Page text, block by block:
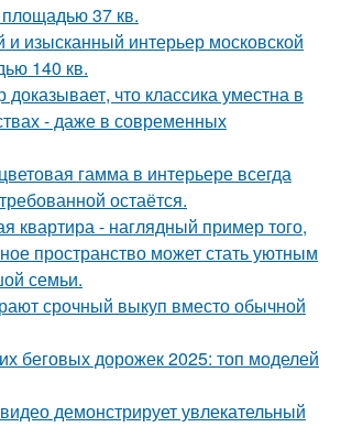
37 кв.
изысканный интерьер московской
140 кв.
доказывает, что классика уместна в
- даже в современных
гамма в интерьере всегда
остаётся.
квартира - наглядный пример того,
пространство может стать уютным
семьи.
срочный выкуп вместо обычной
беговых дорожек 2025: топ моделей
демонстрирует увлекательный